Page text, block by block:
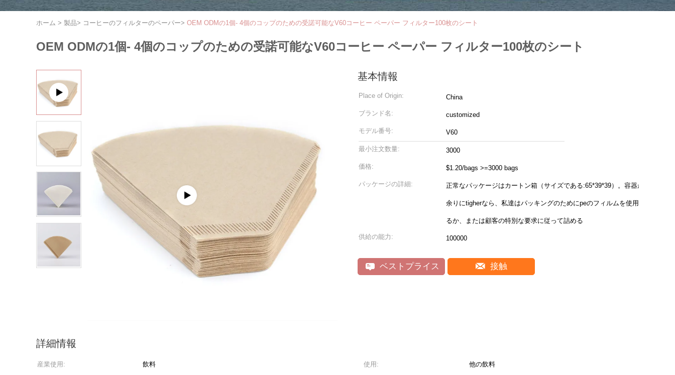
ホーム > 製品> コーヒーのフィルターのペーパー> OEM ODMの1個- 4個のコップのための受諾可能なV60コーヒー ペーパー フィルター100枚のシート
OEM ODMの1個- 4個のコップのための受諾可能なV60コーヒー ペーパー フィルター100枚のシート
基本情報
Place of Origin: China
ブランド名: customized
モデル番号: V60
最小注文数量: 3000
価格: $1.20/bags >=3000 bags
パッケージの詳細: 正常なパッケージはカートン箱（サイズである:65*39*39）。容器が
余りにtigherなら、私達はパッキングのためにpeのフィルムを使用す
るか、または顧客の特別な要求に従って詰める
供給の能力: 100000
ベストプライス 接触
詳細情報
産業使用: 飲料 使用:
他の飲料